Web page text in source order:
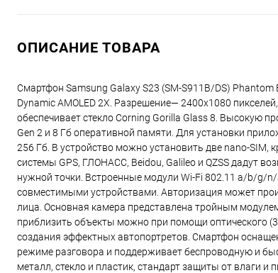
ОПИСАНИЕ ТОВАРА
Смартфон Samsung Galaxy S23 (SM-S911B/DS)
Dynamic AMOLED 2X. Разрешение— 2400x1080
обеспечивает стекло Corning Gorilla Glass 8. Высокую
Gen 2 и 8 Гб оперативной памяти. Для установки
256 Гб. В устройство можно установить две nano-SIM,
системы GPS, ГЛОНАСС, Beidou, Galileo и QZSS дадут
нужной точки. Встроенные модули Wi-Fi 802.11 a/b/g/
совместимыми устройствами. Авторизация может
лица. Основная камера представлена тройным
приблизить объекты можно при помощи оптического
создания эффектных автопортретов. Смартфон
режиме разговора и поддерживает беспроводную и
металл, стекло и пластик, стандарт защиты от влаги и